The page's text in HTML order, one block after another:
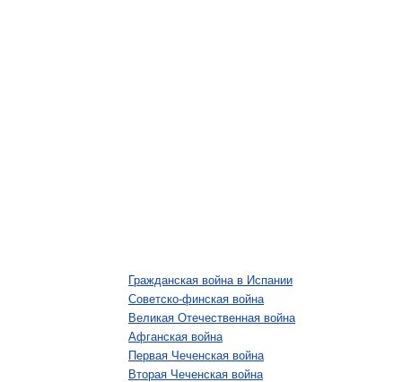
Гражданская война в Испании
Советско-финская война
Великая Отечественная война
Афганская война
Первая Чеченская война
Вторая Чеченская война